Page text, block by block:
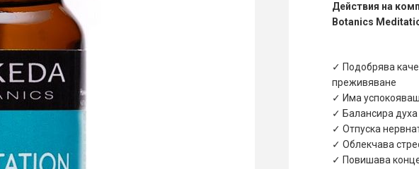
Действия на
Botanics
✓ Подобрява
преживяване
✓ Има
✓ Балансира духа
✓ Отпуска
✓ Облекчава
✓ Повишава